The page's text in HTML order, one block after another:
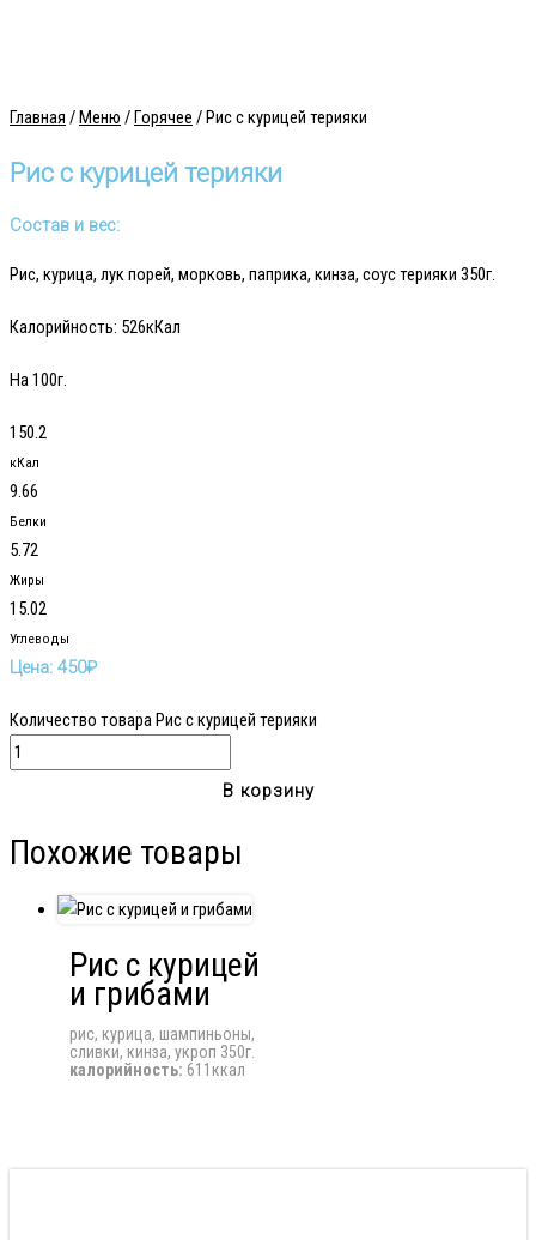
Главная /Меню /Горячее / Рис с курицей терияки
Рис с курицей терияки
Состав и вес:
Рис, курица, лук порей, морковь, паприка, кинза, соус терияки 350г.
Калорийность: 526кКал
На 100г.
150.2
кКал
9.66
Белки
5.72
Жиры
15.02
Углеводы
Цена: 450₽
Количество товара Рис с курицей терияки
В корзину
Похожие товары
Рис с курицей
и грибами
рис, курица, шампиньоны,
сливки, кинза, укроп 350г.
калорийность: 611ккал